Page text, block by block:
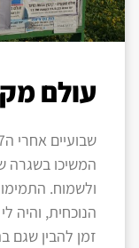
עולם
המשיכו בשגרה
ולשמוח.
הנוכחית, והיה
זמן להבין